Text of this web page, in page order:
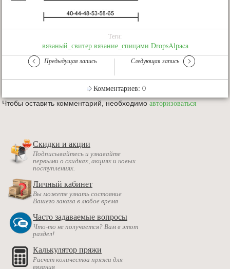
Теги:
вязаный_свитер вязание_спицами DropsAlpaca
Предыдущая запись Следующая запись
Комментариев: 0
Чтобы оставить комментарий, необходимоавторизоваться
Скидки и акции
Подписывайтесь и узнавайте
первыми о скидках, акциях и новых
поступлениях.
Личный кабинет
Вы можете узнать состояние
Вашего заказа в любое время
Часто задаваемые вопросы
Что-то не получается? Вам в этот
раздел!
Калькулятор пряжи
Расчет количества пряжи для
вязания